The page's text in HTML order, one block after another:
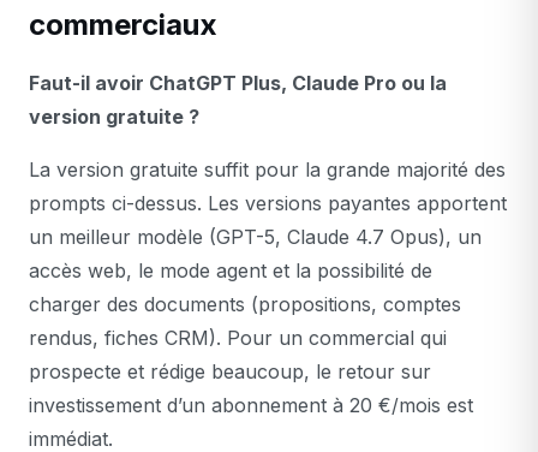
commerciaux
Faut-il avoir ChatGPT Plus, Claude Pro ou la
version gratuite ?
La version gratuite suffit pour la grande majorité des
prompts ci-dessus. Les versions payantes apportent
un meilleur modèle (GPT-5, Claude 4.7 Opus), un
accès web, le mode agent et la possibilité de
charger des documents (propositions, comptes
rendus, fiches CRM). Pour un commercial qui
prospecte et rédige beaucoup, le retour sur
investissement d’un abonnement à 20 €/mois est
immédiat.